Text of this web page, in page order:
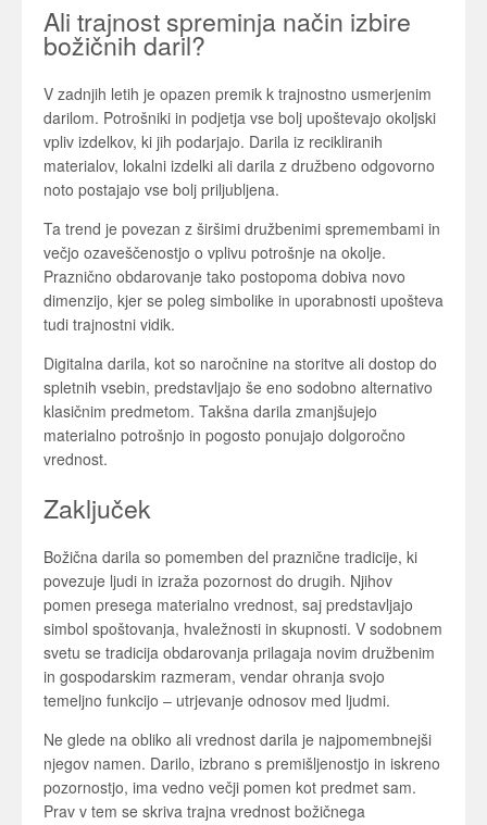
Ali trajnost spreminja način izbire
božičnih daril?
V zadnjih letih je opazen premik k trajnostno usmerjenim
darilom. Potrošniki in podjetja vse bolj upoštevajo okoljski
vpliv izdelkov, ki jih podarjajo. Darila iz recikliranih
materialov, lokalni izdelki ali darila z družbeno odgovorno
noto postajajo vse bolj priljubljena.
Ta trend je povezan z širšimi družbenimi spremembami in
večjo ozaveščenostjo o vplivu potrošnje na okolje.
Praznično obdarovanje tako postopoma dobiva novo
dimenzijo, kjer se poleg simbolike in uporabnosti upošteva
tudi trajnostni vidik.
Digitalna darila, kot so naročnine na storitve ali dostop do
spletnih vsebin, predstavljajo še eno sodobno alternativo
klasičnim predmetom. Takšna darila zmanjšujejo
materialno potrošnjo in pogosto ponujajo dolgoročno
vrednost.
Zaključek
Božična darila so pomemben del praznične tradicije, ki
povezuje ljudi in izraža pozornost do drugih. Njihov
pomen presega materialno vrednost, saj predstavljajo
simbol spoštovanja, hvaležnosti in skupnosti. V sodobnem
svetu se tradicija obdarovanja prilagaja novim družbenim
in gospodarskim razmeram, vendar ohranja svojo
temeljno funkcijo – utrjevanje odnosov med ljudmi.
Ne glede na obliko ali vrednost darila je najpomembnejši
njegov namen. Darilo, izbrano s premišljenostjo in iskreno
pozornostjo, ima vedno večji pomen kot predmet sam.
Prav v tem se skriva trajna vrednost božičnega